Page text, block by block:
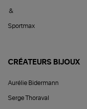
&
Sportmax
CRÉATEURS BIJOUX
Aurélie Bidermann
Serge Thoraval